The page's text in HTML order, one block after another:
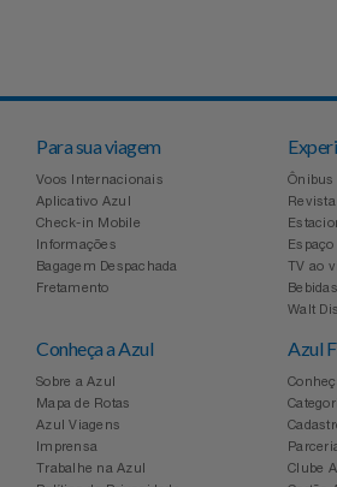
Para sua viagem
Voos Internacionais
Aplicativo Azul
Check-in Mobile
Informações
Bagagem Despachada
Fretamento
Ônibus
TV ao
Walt
Conheça a Azul
Sobre a Azul
Mapa de Rotas
Azul Viagens
Imprensa
Trabalhe na Azul
Azul
Clube